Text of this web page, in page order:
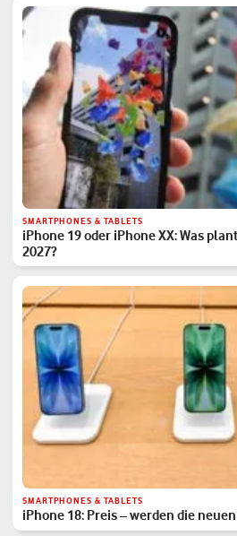
SMARTPHONES & TABLETS
iPhone 19 oder iPhone XX: Was
2027?
SMARTPHONES & TABLETS
iPhone 18: Preis – werden die